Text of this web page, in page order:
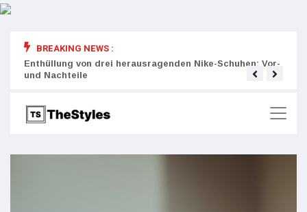
BREAKING NEWS :
Enthüllung von drei herausragenden Nike-Schuhen: Vor-
und Nachteile